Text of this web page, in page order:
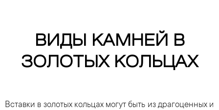
ВИДЫ КАМНЕЙ В
ЗОЛОТЫХ КОЛЬЦАХ
Вставки в золотых кольцах могут быть из драгоценных и